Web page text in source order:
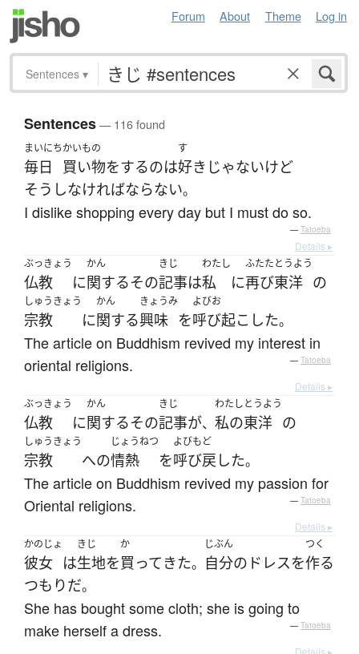
Forum About Theme Log in
Sentences ▾
Sentences— 116 found
まいにち
毎日
かいもの
買い物をするのは
す
好き じゃないけど
そうしなければならない。
I dislike shopping every day but I must do so.
— Tatoeba
Details ▸
ぶっきょう
仏教 に
かん
関するその
きじ
記事は
わたし
私 に
ふたた
再び
とうよう
東洋 の
しゅうきょう
宗教 に
かん
関する
きょうみ
興味 を
よびお
呼び起こした。
The article on Buddhism revived my interest in
oriental religions.
— Tatoeba
Details ▸
ぶっきょう
仏教 に
かん
関するその
きじ
記事が、
わたし
私の
とうよう
東洋 の
しゅうきょう
宗教 への
じょうねつ
情熱 を
よびもど
呼び戻した。
The article on Buddhism revived my passion for
Oriental religions.
— Tatoeba
Details ▸
かのじょ
彼女 は
きじ
生地を
か
買って きた。
じぶん
自分の ドレスを
つく
作る
つもりだ。
She has bought some cloth; she is going to
make herself a dress.
— Tatoeba
Details ▸